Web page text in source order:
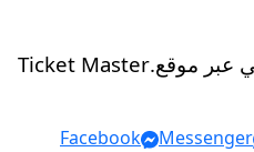
Facebook
Messenger